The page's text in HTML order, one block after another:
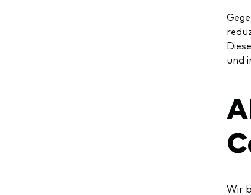
und
Wir